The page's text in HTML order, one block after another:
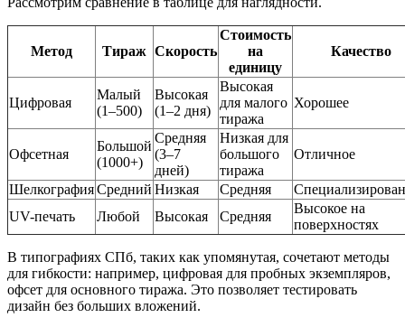
Метод Тираж Скорость
Стоимость
на
единицу
Качество
Цифровая
Малый
(1–500)
Высокая
(1–2 дня)
Высокая
для малого
тиража
Хорошее
Офсетная
Большой
(1000+)
Средняя
(3–7
дней)
Низкая для
большого
тиража
Отличное
ШелкографияСредний Низкая Средняя
UV-печать
Любой Высокая Средняя
Высокое на
поверхностях
В типографиях СПб, таких как упомянутая, сочетают методы
для гибкости: например, цифровая для пробных экземпляров,
офсет для основного тиража. Это позволяет тестировать
дизайн без больших вложений.